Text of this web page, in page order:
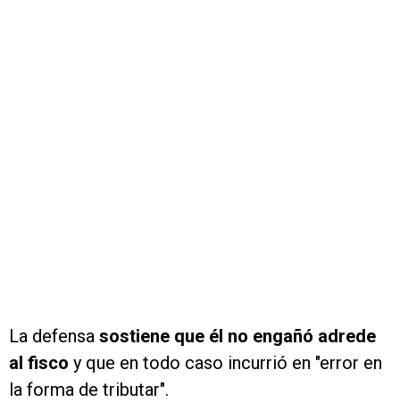
La defensa sostiene que él no engañó adrede
al fisco y que en todo caso incurrió en "error en
la forma de tributar".